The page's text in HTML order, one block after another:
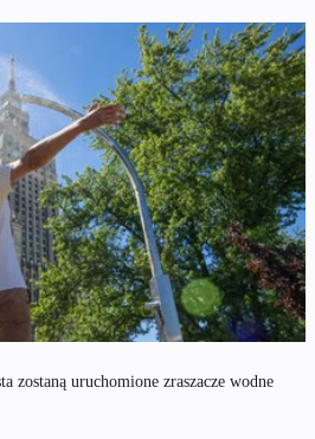
zostaną uruchomione zraszacze wodne